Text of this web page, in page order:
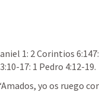
1: 2 Corintios
17: 1 Pedro 4:12-19.
yo os ruego